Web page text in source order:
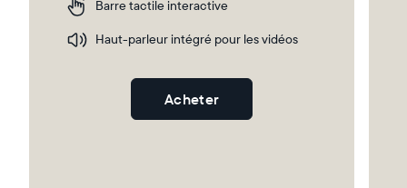
Actuelle
France
Choisissez votre localisation
Barre tactile interactive
Haut-parleur intégré pour les vidéos
Acheter